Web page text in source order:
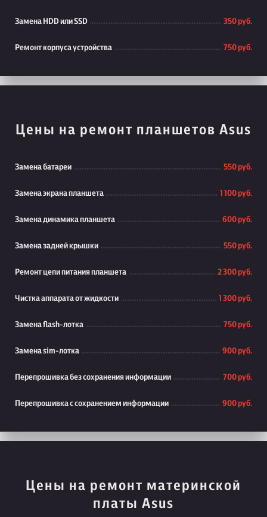
Замена HDD или SSD 350 руб.
Ремонт корпуса устройства 750 руб.
Цены на ремонт планшетов Asus
Замена батареи 550 руб.
Замена экрана планшета 1 100 руб.
Замена динамика планшета 600 руб.
Замена задней крышки 550 руб.
Ремонт цепи питания планшета 2 300 руб.
Чистка аппарата от жидкости 1 300 руб.
Замена flash-лотка 750 руб.
Замена sim-лотка 900 руб.
Перепрошивка без сохранения информации 700 руб.
Перепрошивка с сохранением информации 900 руб.
Цены на ремонт материнской
платы Asus